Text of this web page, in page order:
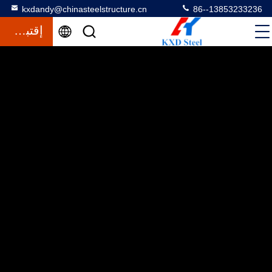
kxdandy@chinasteelstructure.cn 86--13853233236
إقتباس